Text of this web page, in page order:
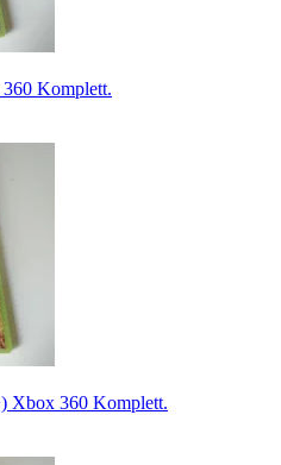
Komplett.
Xbox 360 Komplett.